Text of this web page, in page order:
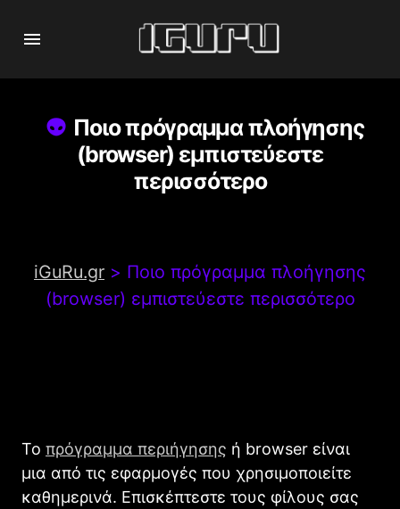
Ποιο πρόγραμμα πλοήγησης
(browser) εμπιστεύεστε
περισσότερο
iGuRu.gr > Ποιο πρόγραμμα πλοήγησης
(browser) εμπιστεύεστε περισσότερο
Το πρόγραμμα περιήγησης ή browser είναι
μια από τις εφαρμογές που χρησιμοποιείτε
καθημερινά. Επισκέπτεστε τους φίλους σας